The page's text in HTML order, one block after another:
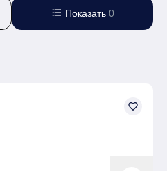
format_list_bulleted Показать 0
favorite_border